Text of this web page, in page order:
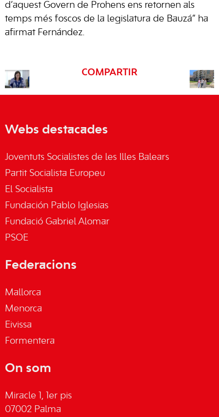
d’aquest Govern de Prohens ens retornen als
temps més foscos de la legislatura de Bauzá” ha
afirmat Fernández.
COMPARTIR
Webs destacades
Joventuts Socialistes de les Illes Balears
Partit Socialista Europeu
El Socialista
Fundación Pablo Iglesias
Fundació Gabriel Alomar
PSOE
Federacions
Mallorca
Menorca
Eivissa
Formentera
On som
Miracle 1, 1er pis
07002 Palma